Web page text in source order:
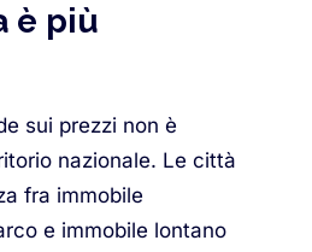
è più
sui prezzi non è
nazionale. Le città
fra immobile
e immobile lontano